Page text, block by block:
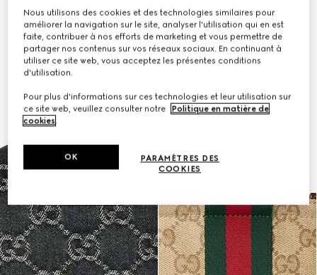
Nous utilisons des cookies et des technologies similaires pour
améliorer la navigation sur le site, analyser l'utilisation qui en est
faite, contribuer à nos efforts de marketing et vous permettre de
partager nos contenus sur vos réseaux sociaux. En continuant à
utiliser ce site web, vous acceptez les présentes conditions
d'utilisation.
Pour plus d'informations sur ces technologies et leur utilisation sur
ce site web, veuillez consulter notre
Politique en matière de
cookies.
PARAMÈTRES DES
COOKIES
OK